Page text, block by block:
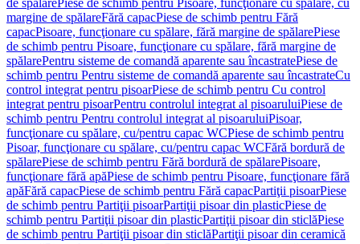
de spălarePiese de schimb pentru Pisoare, funcţionare cu spălare, cu
margine de spălareFără capacPiese de schimb pentru Fără
capacPisoare, funcţionare cu spălare, fără margine de spălarePiese
de schimb pentru Pisoare, funcţionare cu spălare, fără margine de
spălarePentru sisteme de comandă aparente sau încastratePiese de
schimb pentru Pentru sisteme de comandă aparente sau încastrateCu
control integrat pentru pisoarPiese de schimb pentru Cu control
integrat pentru pisoarPentru controlul integrat al pisoaruluiPiese de
schimb pentru Pentru controlul integrat al pisoaruluiPisoar,
funcţionare cu spălare, cu/pentru capac WCPiese de schimb pentru
Pisoar, funcţionare cu spălare, cu/pentru capac WCFără bordură de
spălarePiese de schimb pentru Fără bordură de spălarePisoare,
funcţionare fără apăPiese de schimb pentru Pisoare, funcţionare fără
apăFără capacPiese de schimb pentru Fără capacPartiţii pisoarPiese
de schimb pentru Partiţii pisoarPartiţii pisoar din plasticPiese de
schimb pentru Partiţii pisoar din plasticPartiţii pisoar din sticlăPiese
de schimb pentru Partiţii pisoar din sticlăPartiţii pisoar din ceramică